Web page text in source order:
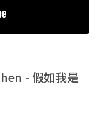
- 假如我是